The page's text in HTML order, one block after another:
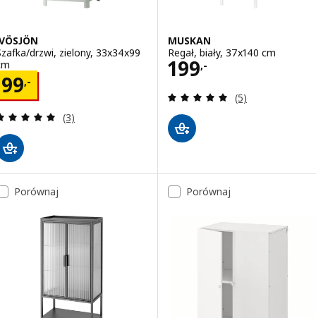
drzwi, zielony, 33x34x99
99,- 99,-
Recenzja: 5 z 5 gwiazdki. Łączna liczba recenzji:
(3)
MUSKAN
Regał, biały, 37x140 cm
199,-
Cena 199,-
Recenzja: 5 z
(5)
Porównaj Porównaj